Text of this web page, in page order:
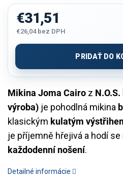
Mikina Joma Cairo z
výroba) je pohodlná mikina
klasickým kulatým
je příjemně hřejivá a hodí se
každodenní nošení.
Detailné informácie
€31,51
€26,04bez DPH
cena:
PRIDAŤ DO